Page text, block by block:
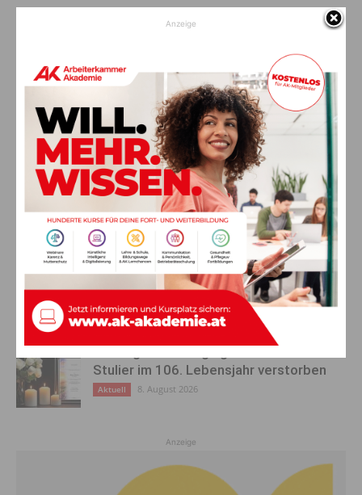
Nähe des Reißkofelbades
Nächster Artikel
Geringfügigkeitsgrenze: So viel
darf man verdienen..
AKTUELLES
Glaube ans große Geld wird zum
Albtraum: Pensionist (71) verliert
sechsstelligen Betrag
Aktuell 10. August 2026
Alkotest positiv: 36-Jährige kommt in
Nötsch von Straße ab – verletzt ins
Aktuell 10. August 2026
Stulier im 106. Lebensjahr verstorben
Aktuell 8. August 2026
Anzeige
Anzeige